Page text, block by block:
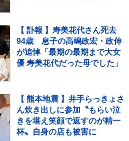
【 訃報 】寿美花代さん死去
94歳 息子の高嶋政宏・政伸
が追悼「最期の最期まで大女
優 寿美花代だった母でした」
【 熊本地震 】井手らっきょさ
ん炊き出しに参加〝もらい泣
きを堪え笑顔で返すのが精一
杯〟自身の店も被害に